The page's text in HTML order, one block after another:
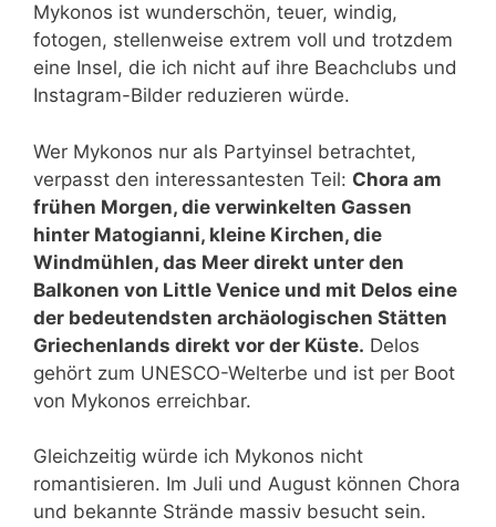
Mykonos ist wunderschön, teuer, windig,
fotogen, stellenweise extrem voll und trotzdem
eine Insel, die ich nicht auf ihre Beachclubs und
Instagram-Bilder reduzieren würde.
Wer Mykonos nur als Partyinsel betrachtet,
verpasst den interessantesten Teil: Chora am
frühen Morgen, die verwinkelten Gassen
hinter Matogianni, kleine Kirchen, die
Windmühlen, das Meer direkt unter den
Balkonen von Little Venice und mit Delos eine
der bedeutendsten archäologischen Stätten
Griechenlands direkt vor der Küste. Delos
gehört zum UNESCO-Welterbe und ist per Boot
von Mykonos erreichbar.
Gleichzeitig würde ich Mykonos nicht
romantisieren. Im Juli und August können Chora
und bekannte Strände massiv besucht sein.